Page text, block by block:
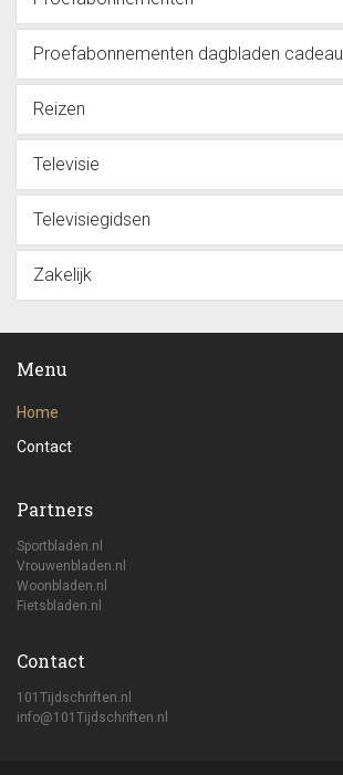
Proefabonnementen dagbladen cadeau
Reizen
Televisie
Televisiegidsen
Zakelijk
Menu
Home
Contact
Partners
Sportbladen.nl
Vrouwenbladen.nl
Woonbladen.nl
Fietsbladen.nl
Contact
101Tijdschriften.nl
info@101Tijdschriften.nl